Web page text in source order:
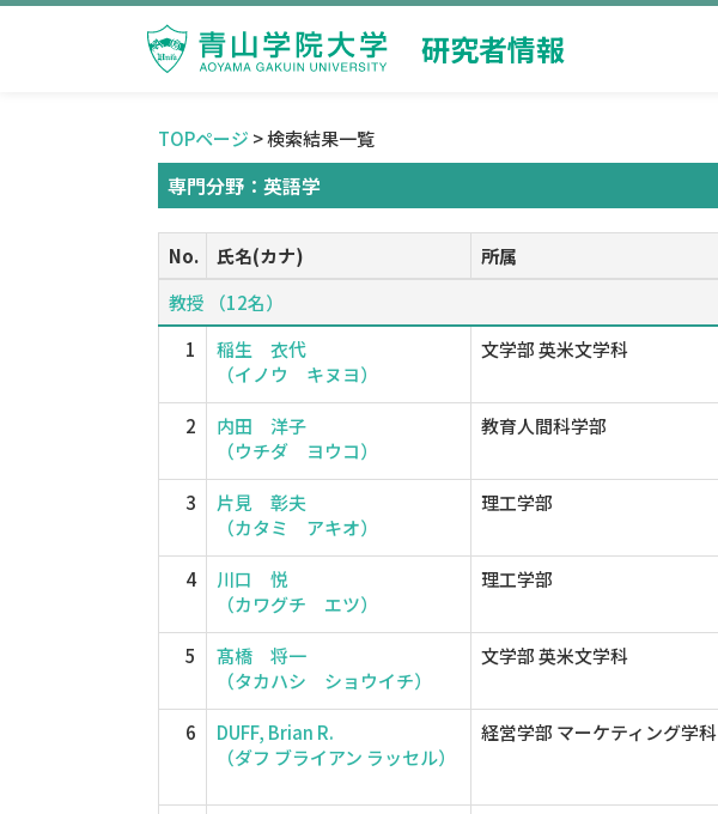
研究者情報
TOPページ > 検索結果一覧
専門分野：英語学
No. 氏名(カナ) 所属
教授 （12名）
1
稲生 衣代
（イノウ キヌヨ）
文学部 英米文学科
2
内田 洋子
（ウチダ ヨウコ）
教育人間科学部
3
片見 彰夫
（カタミ アキオ）
理工学部
4
川口 悦
（カワグチ エツ）
理工学部
5
髙橋 将一
（タカハシ ショウイチ）
文学部 英米文学科
6
DUFF, Brian R.
（ダフ ブライアン ラッセル）
経営学部 マーケティング学科